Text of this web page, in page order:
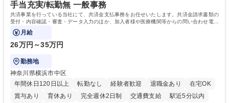
格：
手当充実/転勤無 一般事務
共済事業を行っている当社にて、共済金支払事務をお任せいたします。共済金請求書類の
受付・内容確認・審査・データ入力のほか、加入者様や医療機関等からの問い合わせ電話
対応や書類発送等を担当します。
月給
26万円～35万円
勤務地
神奈川県横浜市中区
年間休日120日以上
転勤なし 経験者歓迎 退職金あり
在宅OK
賞与あり
育休あり 完全週休2日制 交通費支給
駅近5分以内